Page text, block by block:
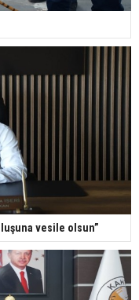
vesile olsun”